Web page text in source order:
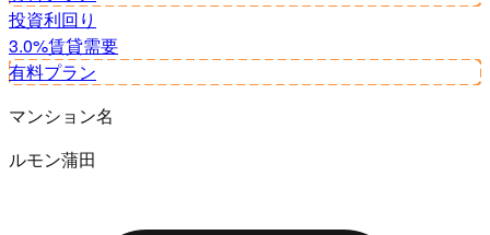
投資利回り
3.0%賃貸需要
有料プラン
マンション名
ルモン蒲田